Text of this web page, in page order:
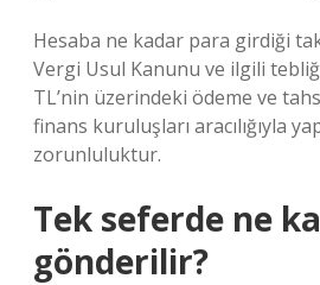
Hesaba ne kadar para girdiği
Vergi Usul Kanunu ve ilgili
TL’nin üzerindeki ödeme ve
finans kuruluşları aracılığıyla
zorunluluktur.
Tek seferde ne
gönderilir?